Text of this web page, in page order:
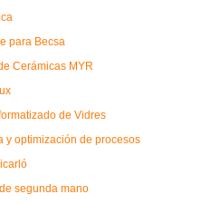
para Becsa
Cerámicas MYR
de Vidres
y optimización de procesos
segunda mano